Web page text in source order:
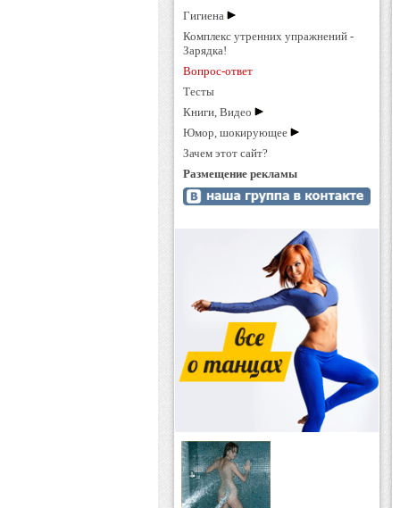
Гигиена
Комплекс утренних упражнений -
Зарядка!
Вопрос-ответ
Тесты
Книги, Видео
Юмор, шокирующее
Зачем этот сайт?
Размещение рекламы